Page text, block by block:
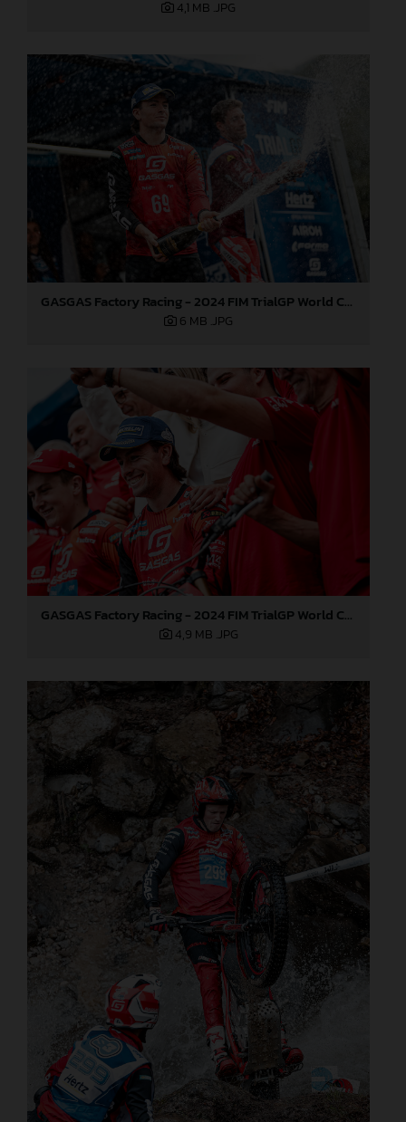
4,1 MB .JPG
GASGAS Factory Racing - 2024 FIM TrialGP World Championship - Round 3, Italy
6 MB .JPG
GASGAS Factory Racing - 2024 FIM TrialGP World Championship - Round 3, Italy
4,9 MB .JPG